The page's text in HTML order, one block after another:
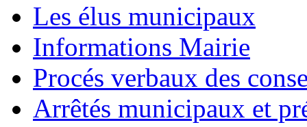
Les élus municipaux
Informations Mairie
Procés verbaux des
Arrêtés municipaux et